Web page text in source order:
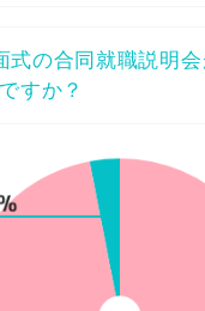
式の合同就職説明
すか？